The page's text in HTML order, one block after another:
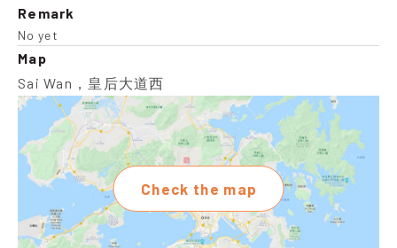
Remark
No yet
Map
Sai Wan，皇后大道西
Check the map